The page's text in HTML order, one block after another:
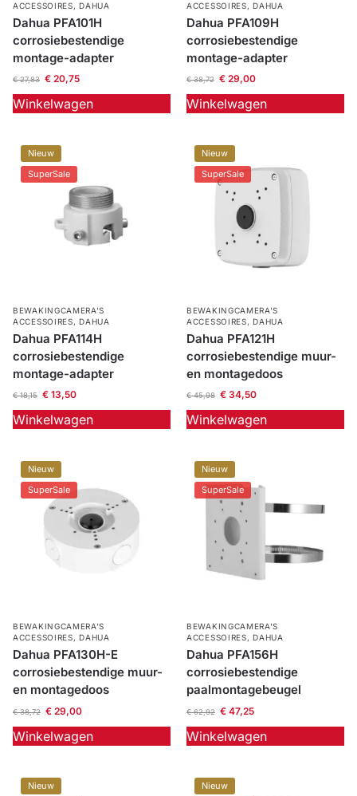
Merken
Outlet
ACCESSOIRES,DAHUA
Dahua PFA101H
corrosiebestendige
montage-adapter
€27,83 €20,75
Winkelwagen
ACCESSOIRES,DAHUA
Dahua PFA109H
corrosiebestendige
montage-adapter
€38,72 €29,00
Winkelwagen
Nieuw
SuperSale
BEWAKINGCAMERA'S
ACCESSOIRES,DAHUA
Dahua PFA114H
corrosiebestendige
montage-adapter
€18,15 €13,50
Winkelwagen
Nieuw
SuperSale
BEWAKINGCAMERA'S
ACCESSOIRES,DAHUA
Dahua PFA121H
corrosiebestendige muur-
en montagedoos
€45,98 €34,50
Winkelwagen
Nieuw
SuperSale
BEWAKINGCAMERA'S
ACCESSOIRES, DAHUA
Dahua PFA130H-E
corrosiebestendige muur-
en montagedoos
€38,72 €29,00
Winkelwagen
Nieuw
SuperSale
BEWAKINGCAMERA'S
ACCESSOIRES, DAHUA
Dahua PFA156H
corrosiebestendige
paalmontagebeugel
€62,92 €47,25
Winkelwagen
Nieuw
Nieuw